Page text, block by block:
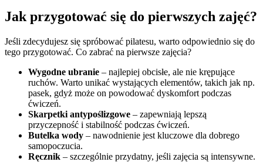
Jak przygotować się do pierwszych zajęć?
Jeśli zdecydujesz się spróbować pilatesu, warto odpowiednio się do
tego przygotować. Co zabrać na pierwsze zajęcia?
Wygodne ubranie – najlepiej obcisłe, ale nie krępujące
ruchów. Warto unikać wystających elementów, takich jak np.
pasek, gdyż może on powodować dyskomfort podczas
ćwiczeń.
Skarpetki antypoślizgowe – zapewniają lepszą
przyczepność i stabilność podczas ćwiczeń.
Butelka wody – nawodnienie jest kluczowe dla dobrego
samopoczucia.
Ręcznik – szczególnie przydatny, jeśli zajęcia są intensywne.